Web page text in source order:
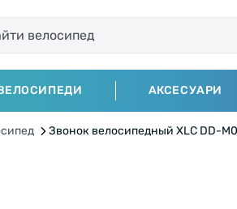
АКСЕСУАРИ
Звонок велосипедный XLC DD-